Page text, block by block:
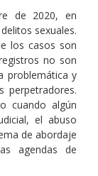
de 2020, en
sexuales.
los casos son
no son
problemática y
perpetradores.
cuando algún
el abuso
de abordaje
agendas de